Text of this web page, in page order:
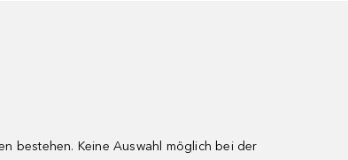
bestehen. Keine Auswahl möglich bei der